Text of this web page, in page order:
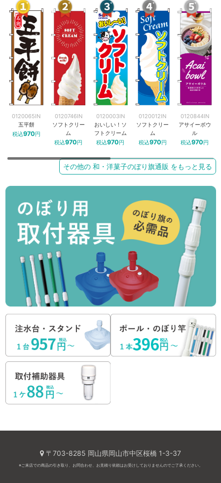
0120065IN
五平餅
税込970円
0120746IN
ソフトクリー
ム
税込970円
0120003IN
おいしい！ソ
フトクリーム
税込970円
0120012IN
ソフトクリー
ム
税込970円
0120844IN
アサイーボウ
ル
税込970円
その他の 和・洋菓子のぼり旗通販 をもっと見る
〒703-8285 岡山県岡山市中区桜橋 1-3-37
※ご来店での商品の引き取り、お問合わせ、お見積り依頼はお受けしておりませんのでご了承ください。